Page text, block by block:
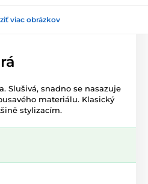
viac obrázkov
Slušivá, snadno se nasazuje
materiálu. Klasický
stylizacím.